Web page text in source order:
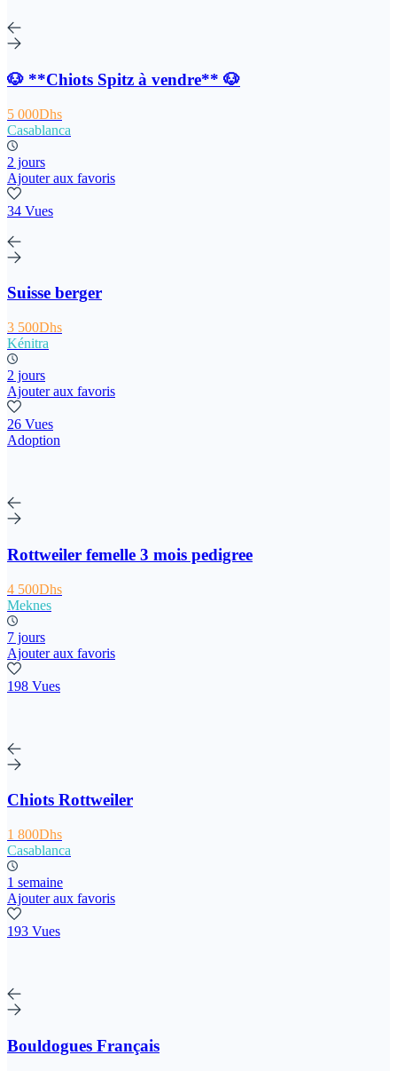
🐶 **Chiots Spitz à vendre** 🐶
5 000Dhs
Casablanca
2 jours
Ajouter aux favoris
34 Vues
Suisse berger
3 500Dhs
Kénitra
2 jours
Ajouter aux favoris
26 Vues
Adoption
Rottweiler femelle 3 mois pedigree
4 500Dhs
Meknes
7 jours
Ajouter aux favoris
198 Vues
Chiots Rottweiler
1 800Dhs
Casablanca
1 semaine
Ajouter aux favoris
193 Vues
Bouldogues Français